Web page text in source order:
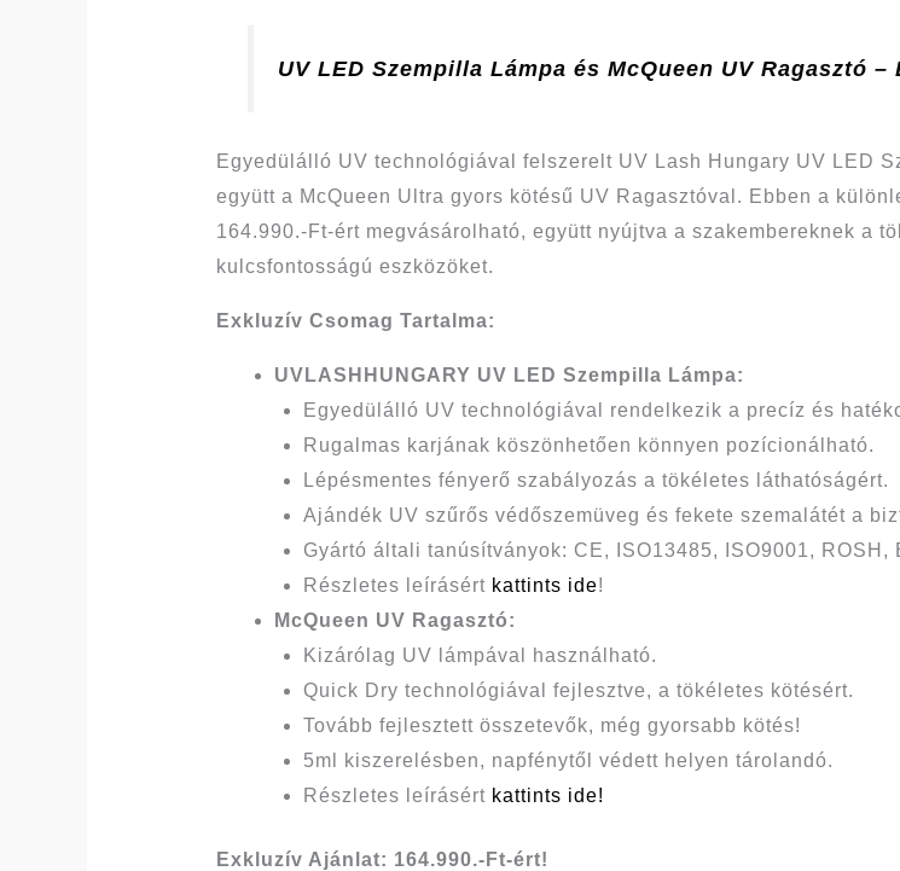
UV LED Szempilla Lámpa és McQueen UV Ragasztó
Egyedülálló UV technológiával felszerelt UV Lash Hungary UV LED
együtt a McQueen Ultra gyors kötésű UV Ragasztóval. Ebben a
164.990.-Ft-ért megvásárolható, együtt nyújtva a szakembereknek a
kulcsfontosságú eszközöket.
Exkluzív Csomag Tartalma:
UVLASHHUNGARY UV LED Szempilla Lámpa:
Egyedülálló UV technológiával rendelkezik a precíz és
Rugalmas karjának köszönhetően könnyen pozícionálható.
Lépésmentes fényerő szabályozás a tökéletes láthatóságért.
Ajándék UV szűrős védőszemüveg és fekete szemalátét a
Gyártó általi tanúsítványok: CE, ISO13485, ISO9001, ROSH,
Részletes leírásért kattints ide!
McQueen UV Ragasztó:
Kizárólag UV lámpával használható.
Quick Dry technológiával fejlesztve, a tökéletes kötésért.
Tovább fejlesztett összetevők, még gyorsabb kötés!
5ml kiszerelésben, napfénytől védett helyen tárolandó.
Részletes leírásért kattints ide!
Exkluzív Ajánlat: 164.990.-Ft-ért!